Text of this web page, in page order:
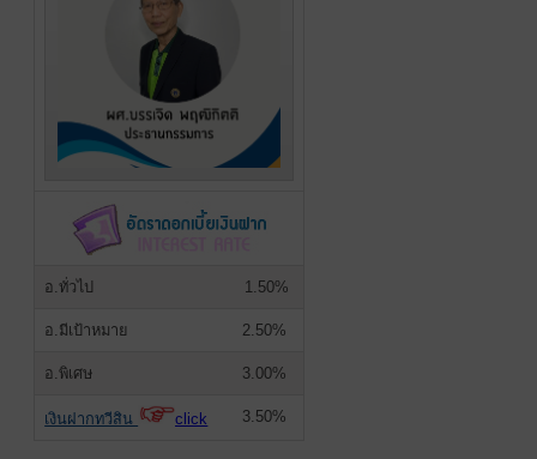
อ.ทั่วไป 1.50%
อ.มีเป้าหมาย 2.50%
อ.พิเศษ 3.00%
เงินฝากทวีสิน click 3.50%